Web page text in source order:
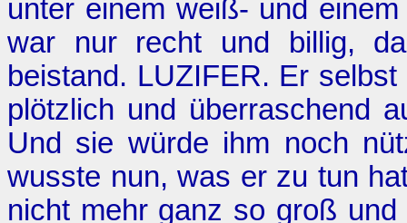
unter einem weiß- und
war nur recht und billig,
beistand. LUZIFER. Er
plötzlich und überraschend
Und sie würde ihm noch
wusste nun, was er zu tun
nicht mehr ganz so groß